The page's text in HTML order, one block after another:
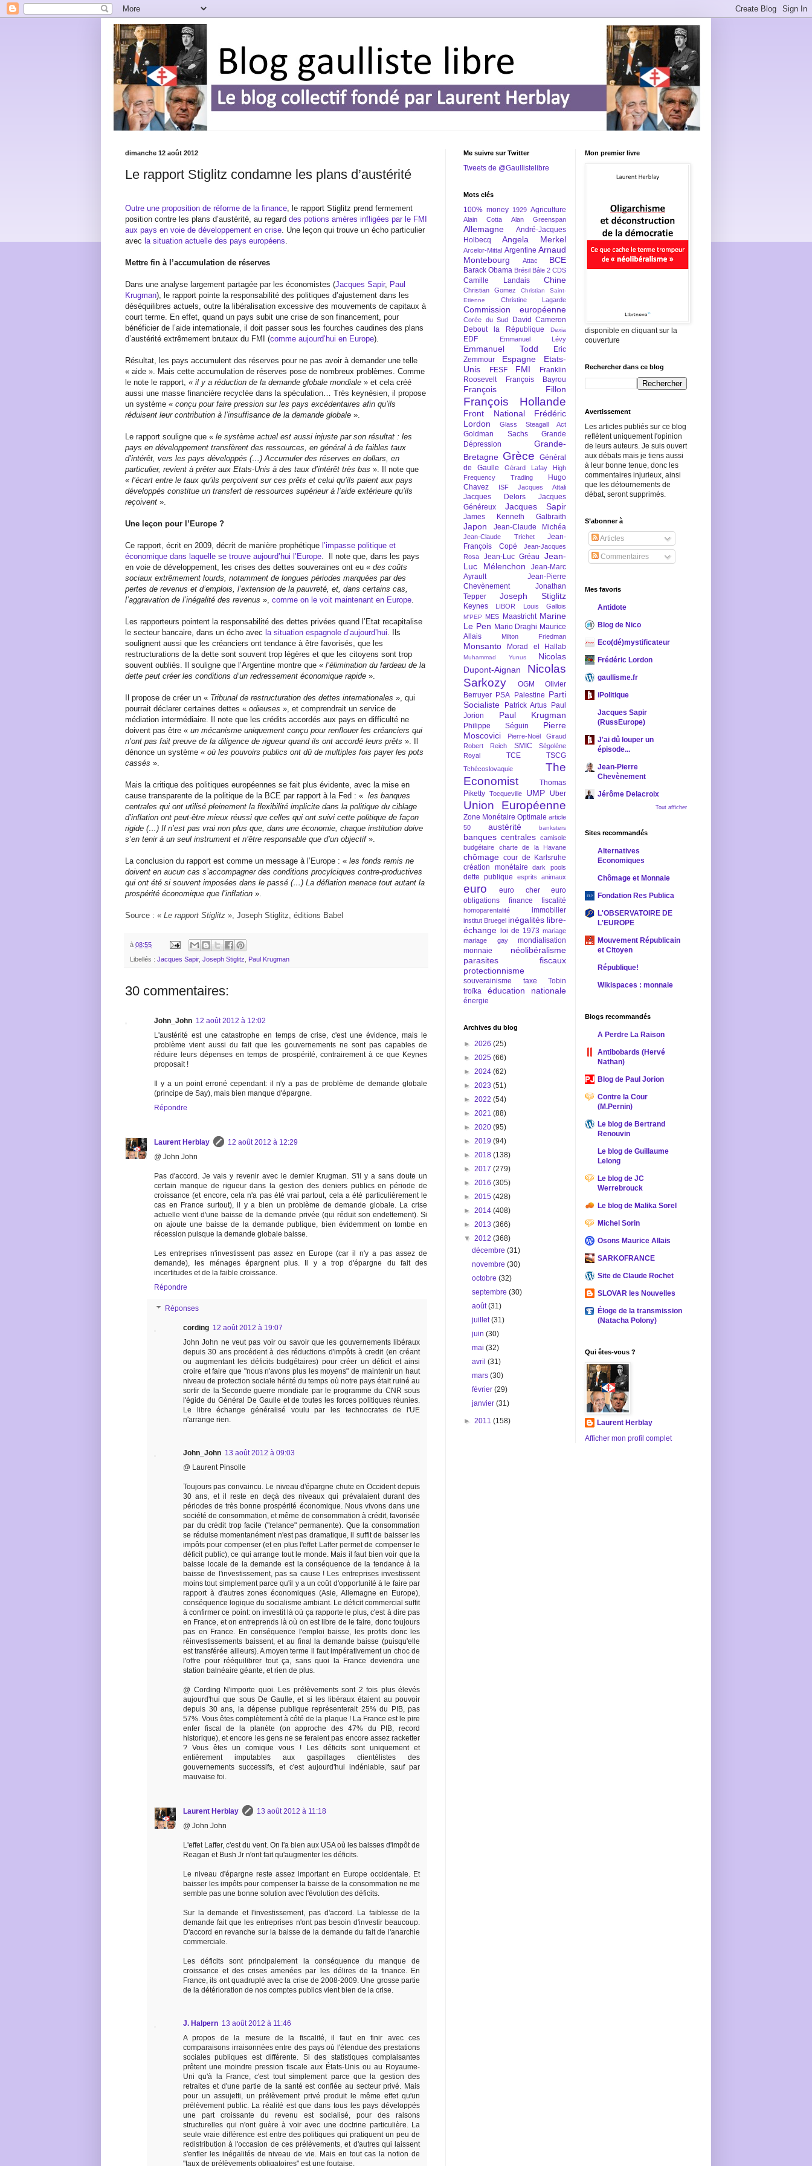
dimanche 12 août 2012
Le rapport Stiglitz condamne les plans d’austérité
Outre une proposition de réforme de la finance , le rapport Stiglitz prend fermement
position contre les plans d’austérité, au regard des potions amères infligées par le FMI
aux pays en voie de développement en crise . Une leçon qui trouve un écho particulier
avec la situation actuelle des pays européens
Mettre fin à l’accumulation de réserves
Dans une analyse largement partagée par les économistes (Jacques Sapir, Paul
Krugman), le rapport pointe la responsabilité des politiques d’ajustement dans les
déséquilibres actuels, outre la libéralisation excessive des mouvements de capitaux à
court terme. En effet, quand un pays subit une crise de son financement, pour
bénéficier de l’aide internationale, il doit passer sous les fourches caudines des plans
d’austérité extrêmement brutaux du FMI (comme aujourd’hui en Europe).
Résultat, les pays accumulent des réserves pour ne pas avoir à demander une telle
« aide ». Mais cette accumulation de réserves pose de nombreux problèmes. Comme
le note le rapport, « il y a réduction de la demande globale mondiale » et cela créé
aussi une masse financière recyclée dans la spéculation… Très keynésien, il propose
un système « conçu pour faire pression sur les pays excédentaires afin qu’ils
réduisent leur contribution à l’insuffisance de la demande globale ».
Le rapport souligne que « le système actuel est aussi injuste par son résultat : les
pays en développement transfèrent des ressources, en général à de faibles taux
d’intérêt, vers les pays développés (…) Accumuler des réserves en dollars, en
particulier, revient à prêter aux Etats-Unis à des taux d’intérêt très bas ». Il note que
« l’écart entre le taux qu’ils perçoivent sur ces prêts et celui qu’ils paient aux pays
développés constitue un transfert de ressources supérieur à l’aide extérieure qu’ils
reçoivent ».
Une leçon pour l’Europe ?
Ce rapport, écrit en 2009, décrit de manière prophétique l’impasse politique et
économique dans laquelle se trouve aujourd’hui l’Europe
Il note que, dans les pays
en voie de développement, les crises des dettes souveraines ont eu « des coûts
sociaux extrêmement lourds, notamment de longues périodes marquées par des
pertes de revenus et d’emplois, l’extension de la pauvreté, et, dans certains cas,
l’aggravation de l’inégalité des revenus », comme on le voit maintenant en Europe
Les rapporteurs pointent la responsabilité des dettes privées quand l’Etat recapitalise
le secteur bancaire, dans un écho avec la situation espagnole d’aujourd’hui . Ils
soulignent aussi que les créanciers ont tendance à être favorisés, que les
restructurations de la dette sont souvent trop légères et que les citoyens sont trop
souvent oubliés. Il souligne que l’Argentine montre que « l’élimination du fardeau de la
dette peut créer les conditions d’un redressement économique rapide ».
Il propose de créer un « Tribunal de restructuration des dettes internationales », qui
pourrait déclarer certaines dettes « odieuses », et comprendrait un service de
médiation intermédiaire. Il note que les crédits accordés aux pays en difficulté ne
doivent pas être « un mécanisme uniquement conçu pour renflouer les créanciers qui
n’ont pas fait preuve de la diligence de rigueur quand ils ont accordé leurs prêts ». Il
dénonce un système « où les pouvoirs publics ont dû de multiples fois payer les pots
cassés ».
Mais la critique des politiques européennes se fait plus évidente, avec la mise en
cause transparente de la politique de la BCE par rapport à la Fed : « les banques
centrales qui ont utilisé pleinement la flexibilité implicite dans la politique du ciblage
d’inflation ont peut-être mieux réussi que celles qui ont suivi cette politique de façon
rigide (…) Il n’est pas vrai non plus que, dans une économie, chaque institution doive
s’en tenir à un seul instrument et n’être responsable que d’un objectif ».
La conclusion du rapport est comme un message à l’Europe : « les fonds remis ne
doivent en aucun cas s’accompagner des conditions procylciques contre-productives
qui ont été si souvent imposées dans le passé (…) La déflation menace tout autant la
prospérité économique que l’inflation ».
Source : « Le rapport Stiglitz », Joseph Stiglitz, éditions Babel
à 08:55
Libellés : Jacques Sapir, Joseph Stiglitz Paul Krugman
30 commentaires:
John_John 12 août 2012 à 12:02
L'austérité est une catastrophe en temps de crise, c'est une évidence, mais le
problème vient aussi du fait que les gouvernements ne sont pas capables de
réduire leurs dépenses en temps de prospérité, contrairement à ce que Keynes
proposait !
Il y a un point erroné cependant: il n'y a pas de problème de demande globale
(principe de Say), mais bien manque d'épargne.
Répondre
Laurent Herblay
12 août 2012 à 12:29
@ John John
Pas d'accord. Je vais y revenir avec le dernier Krugman. S'il y a sans doute un
certain manque de rigueur dans la gestion des deniers publics en période de
croissance (et encore, cela n'a pas été vrai partout, cela a été particulièrement le
cas en France surtout), il y a bien un problème de demande globale. La crise
actuelle vient d'une baisse de la demande privée (qui réduit son endettement). Si
on ajoute une baisse de la demande publique, bien évidemment on tombe en
récession puisque la demande globale baisse.
Les entreprises n'investissent pas assez en Europe (car il n'y a pas assez de
demande), les ménages épargnent plus. Il y a trop d'épargne du fait des
incertitudes et de la faible croissance.
Répondre
Réponses
cording 12 août 2012 à 19:07
John John ne veut pas voir ou savoir que les gouvernements libéraux
depuis 30 ans procédent à des réductions d'impôts à credit (en créant
ou augmentant les déficits budgétaires) pour créer un déficit et ainsi
croire et faire que "nous n'avons plus les moyens" de maintenir un haut
niveau de protection sociale hérité du temps où notre pays était ruiné au
sortir de la Seconde guerre mondiale par le programme du CNR sous
l'égide du Général De Gaulle et de toutes les forces politiques réunies.
Le libre échange généralisé voulu par les technocrates de l'UE
n'arrange rien.
John_John 13 août 2012 à 09:03
@ Laurent Pinsolle
Toujours pas convaincu. Le niveau d'épargne chute en Occident depuis
30 ans, et il reste en deçà des niveaux qui prévalaient durant des
périodes de très bonne prospérité économique. Nous vivons dans une
société de consommation, et même de consommation à crédit, favorisée
par du crédit trop facile ("relance" permanente). Que la consommation
se réduise momentanément n'est pas dramatique, il suffit de baisser les
impôts pour compenser (et en plus l'effet Laffer permet de compenser le
déficit public), ce qui arrange tout le monde. Mais il faut bien voir que la
baisse locale de la demande est la conséquence de la tendance à la
baisse de l'investissement, pas sa cause ! Les entreprises investissent
moins tout simplement parce qu'il y a un coût d'opportunité à le faire par
rapport à d'autres zones économiques (Asie, Allemagne en Europe),
conséquence logique du socialisme ambiant. Le déficit commercial suffit
à confirmer ce point: on investit là où ça rapporte le plus, c'est à dire pas
en France, et on entreprends là où on est libre de le faire, donc toujours
pas en France. En conséquence l'emploi baisse, les profits donc les
réinvestissements baissent, et au final la demande baisse (puisqu'elle
est transférée ailleurs). A moyen terme il faut impérativement un choc de
l'offre pour rééquilibrer tout ça, sans quoi la France deviendra une
station balnéaire géante, et rien de plus.
@ Cording N'importe quoi. Les prélèvements sont 2 fois plus élevés
aujourd'hui que sous De Gaulle, et si les libéraux étaient au pouvoir
depuis 30 ans, la dépense publique représenterait 25% du PIB, pas
57%. Vous êtes complètement à côté de la plaque ! La France est le pire
enfer fiscal de la planète (on approche des 47% du PIB, record
historique), et encore les gens ne se feraient pas encore assez racketter
? Vous êtes un comique vous ! Les déficits sont uniquement et
entièrement imputables aux gaspillages clientélistes des
gouvernements successifs, et c'est aujourd'hui indéniable, sauf par
mauvaise foi.
Laurent Herblay
13 août 2012 à 11:18
@ John John
L'effet Laffer, c'est du vent. On l'a bien aux USA où les baisses d'impôt de
Reagan et Bush Jr n'ont fait qu'augmenter les déficits.
Le niveau d'épargne reste assez important en Europe occidentale. Et
baisser les impôts pour compenser la baisse de la consommation ne me
semble pas une bonne solution avec l'évolution des déficits.
Sur la demande et l'investissement, pas d'accord. La faiblesse de la
demande fait que les entreprises n'ont pas besoin d'investir beaucoup.
D'accord en revanche sur la baisse de la demande du fait de l'anarchie
commerciale.
Les déficits sont principalement la conséquence du manque de
croissance et des crises amenées par les délires de la finance. En
France, ils ont quadruplé avec la crise de 2008-2009. Une grosse partie
de la détérioration de nos comptes publics vient bien de la crise.
J. Halpern 13 août 2012 à 11:46
A propos de la mesure de la fiscalité, il faut en finir avec ces
comparaisons irraisonnées entre des pays où l'étendue des prestations
sociales publiques est différente. Si des statistiques complaisantes
prêtent une moindre pression fiscale aux États-Unis ou au Royaume-
Uni qu'à la France, c'est tout simplement parce que la gestion des
retraites et d'une partie de la santé est confiée au secteur privé. Mais
pour un assujetti, un prélèvement privé produit le même effet qu'un
prélèvement public. La réalité est que dans tous les pays développés
une part croissante du revenu est socialisé, pour des raisons
structurelles qui n'ont guère à voir avec une doctrine particulière. La
seule vraie différence est entre des politiques qui pratiquent un peu de
redistribution à l'occasion de ces prélèvements, et d'autres qui laissent
s'enfler les inégalités de niveau de vie. Mais en tout cas la notion de
"taux de prélèvements obligatoires" est une foutaise.
Me suivre sur Twitter
Tweets de @Gaullistelibre
Mots clés
100% money 1929 Agriculture
Alain Cotta Alan Greenspan
Allemagne
André-Jacques
Holbecq
Angela Merkel
Arcelor-Mittal Argentine Arnaud
Montebourg
Attac BCE
Barack Obama Brésil Bâle 2 CDS
Camille Landais Chine
Christian Gomez
Christian Saint-
Etienne
Christine Lagarde
Commission européenne
Corée du Sud
David Cameron
Debout la République
Dexia
EDF Emmanuel Lévy
Emmanuel Todd
Eric
Zemmour
Espagne
Etats-
Unis
FESF FMI
Franklin
Roosevelt
François Bayrou
François Fillon
François Hollande
Front National
Frédéric
Lordon
Glass Steagall Act
Goldman Sachs
Grande
Dépression
Grande-
Bretagne Grèce
Général
de Gaulle
Gérard Lafay
High
Frequency Trading
Hugo
Chavez
ISF Jacques Attali
Jacques Delors
Jacques
Généreux
Jacques Sapir
James Kenneth Galbraith
Japon Jean-Claude Michéa
Jean-Claude Trichet
Jean-
François Copé
Jean-Jacques
Rosa
Jean-Luc Gréau
Jean-
Luc Mélenchon
Jean-Marc
Ayrault
Jean-Pierre
Chevènement
Jonathan
Tepper
Joseph Stiglitz
Keynes LIBOR Louis Gallois
M'PEP MES Maastricht Marine
Le Pen Mario Draghi Maurice
Allais
Milton Friedman
Monsanto Morad el Hallab
Muhammad Yunus
Nicolas
Dupont-Aignan
Nicolas
Sarkozy
OGM
Olivier
Berruyer PSA Palestine Parti
Socialiste
Patrick Artus
Paul
Jorion
Paul Krugman
Philippe Séguin
Pierre
Moscovici
Pierre-Noël Giraud
Robert Reich
SMIC
Ségolène
Royal
TCE TSCG
Tchécoslovaquie
The
Economist
Thomas
Piketty Tocqueville UMP Uber
Union Européenne
Zone Monétaire Optimale article
50
austérité banksters
banques centrales camisole
budgétaire
charte de la Havane
chômage cour de Karlsruhe
création monétaire
dark pools
dette publique esprits animaux
euro euro cher
euro
obligations
finance fiscalité
homoparentalité immobilier
institut Bruegel inégalités libre-
échange
loi de 1973 mariage
mariage gay
mondialisation
monnaie
néolibéralisme
parasites fiscaux
protectionnisme
souverainisme
taxe Tobin
troïka
éducation nationale
énergie
Archives du blog
► 2026 (25)
► 2025 (66)
► 2024 (62)
► 2023 (51)
► 2022 (54)
► 2021 (88)
► 2020 (95)
► 2019 (94)
► 2018 (138)
► 2017 (279)
► 2016 (305)
► 2015 (428)
► 2014 (408)
► 2013 (366)
▼ 2012 (368)
décembre(31)
novembre(30)
octobre(32)
septembre(30)
août(31)
juillet(31)
juin(30)
mai(32)
avril(31)
mars(30)
février(29)
janvier(31)
► 2011 (158)
Mon premier livre
disponible en cliquant sur la
couverture
Rechercher dans ce blog
Avertissement
Les articles publiés sur ce blog
reflètent uniquement l'opinion
de leurs auteurs. Je suis ouvert
aux débats mais je tiens aussi
à leur bonne tenue, donc les
commentaires injurieux, ainsi
que les détournements de
débat, seront supprimés.
S’abonner à
Articles
Commentaires
Mes favoris
Antidote
Blog de Nico
Eco(dé)mystificateur
Frédéric Lordon
gaullisme.fr
iPolitique
Jacques Sapir
(RussEurope)
J'ai dû louper un
épisode...
Jean-Pierre
Chevènement
Jérôme Delacroix
Tout afficher
Sites recommandés
Alternatives
Economiques
Chômage et Monnaie
Fondation Res Publica
L'OBSERVATOIRE DE
L'EUROPE
Mouvement Républicain
et Citoyen
République!
Wikispaces : monnaie
Blogs recommandés
A Perdre La Raison
Antibobards (Hervé
Nathan)
Blog de Paul Jorion
Contre la Cour
(M.Pernin)
Le blog de Bertrand
Renouvin
Le blog de Guillaume
Lelong
Le blog de JC
Werrebrouck
Le blog de Malika Sorel
Michel Sorin
Osons Maurice Allais
SARKOFRANCE
Site de Claude Rochet
SLOVAR les Nouvelles
Éloge de la transmission
(Natacha Polony)
Qui êtes-vous ?
Laurent Herblay
Afficher mon profil complet